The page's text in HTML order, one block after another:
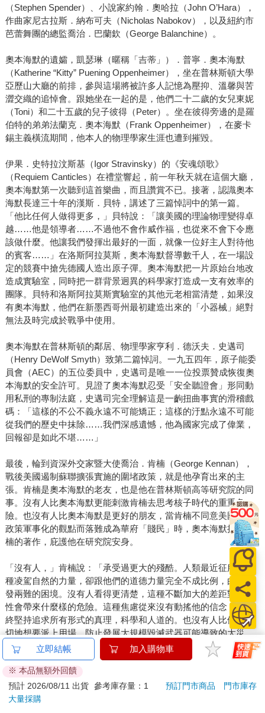
（Stephen Spender）、小說家約翰．奧哈拉（John O’Hara），
作曲家尼古拉斯．納布可夫（Nicholas Nabokov），以及紐約市
芭蕾舞團的總監喬治．巴蘭欽（George Balanchine）。
奧本海默的遺孀，凱瑟琳（暱稱「吉蒂」）．普寧．奧本海默
（Katherine “Kitty” Puening Oppenheimer），坐在普林斯頓大學
亞歷山大廳的前排，參與這場將被許多人記憶為壓抑、溫馨與苦
澀交織的追悼會。跟她坐在一起的是，他們二十二歲的女兒東妮
（Toni）和二十五歲的兒子彼得（Peter）。坐在彼得旁邊的是羅
伯特的弟弟法蘭克．奧本海默（Frank Oppenheimer），在麥卡
錫主義橫流期間，他本人的物理學家生涯也遭到摧毀。
伊果．史特拉汶斯基（Igor Stravinsky）的《安魂頌歌》
（Requiem Canticles）在禮堂響起，前一年秋天就在這個大廳，
奧本海默第一次聽到這首樂曲，而且讚賞不已。接著，認識奧本
海默長達三十年的漢斯．貝特，講述了三篇悼詞中的第一篇。
「他比任何人做得更多，」貝特說：「讓美國的理論物理變得卓
越……他是領導者……不過他不會作威作福，也從來不會下令應
該做什麼。他讓我們發揮出最好的一面，就像一位好主人對待他
的賓客……」在洛斯阿拉莫斯，奧本海默督導數千人，在一場設
定的競賽中搶先德國人造出原子彈。奧本海默把一片原始台地改
造成實驗室，同時把一群背景迥異的科學家打造成一支有效率的
團隊。貝特和洛斯阿拉莫斯實驗室的其他元老相當清楚，如果沒
有奧本海默，他們在新墨西哥州最初建造出來的「小器械」絕對
無法及時完成於戰爭中使用。
奧本海默在普林斯頓的鄰居、物理學家亨利．德沃夫．史邁司
（Henry DeWolf Smyth）致第二篇悼詞。一九五四年，原子能委
員會（AEC）的五位委員中，史邁司是唯一一位投票贊成恢復奧
本海默的安全許可。見證了奧本海默忍受「安全聽證會」形同動
用私刑的專制法庭，史邁司完全理解這是一齣扭曲事實的滑稽戲
碼：「這樣的不公不義永遠不可能矯正；這樣的汙點永遠不可能
從我們的歷史中抹除……我們深感遺憾，他為國家完成了偉業，
回報卻是如此不堪……」
最後，輪到資深外交家暨大使喬治．肯楠（George Kennan），
戰後美國遏制蘇聯擴張實施的圍堵政策，就是他孕育出來的主
張。肯楠是奧本海默的老友，也是他在普林斯頓高等研究院的同
事。沒有人比奧本海默更能刺激肯楠去思考核子時代的重重危
險。也沒有人比奧本海默是更好的朋友，當肯楠不同意美國冷戰
政策軍事化的觀點而落難成為華府「賤民」時，奧本海默捍衛肯
楠的著作，庇護他在研究院安身。
「沒有人，」肯楠說：「承受過更大的殘酷。人類最近征服了一
種凌駕自然的力量，卻跟他們的道德力量完全不成比例，由此引
發兩難的困境。沒有人看得更清楚，這種不斷加大的差距對於人
性會帶來什麼樣的危險。這種焦慮從來沒有動搖他的信念，他始
終堅持追求所有形式的真理，科學和人道的。也沒有人比他更熱
切地想要派上用場，防止發展大規模毀滅武器可能導致的大災
難。他念茲在茲的是人類的利益，然而身為美國人，透過他所屬
的這個國家共同體的媒介，他同時看到自己在追求這些抱負時擁
有的最大可能性。
「在五〇年代初期的黑暗日子裡，當麻煩從四面八方向他蜂擁而
立即結帳 加入購物車
※ 本品無額外回饋
預計 2026/08/11 出貨 參考庫存量：1 預訂門市商品
門市庫存
大量採購